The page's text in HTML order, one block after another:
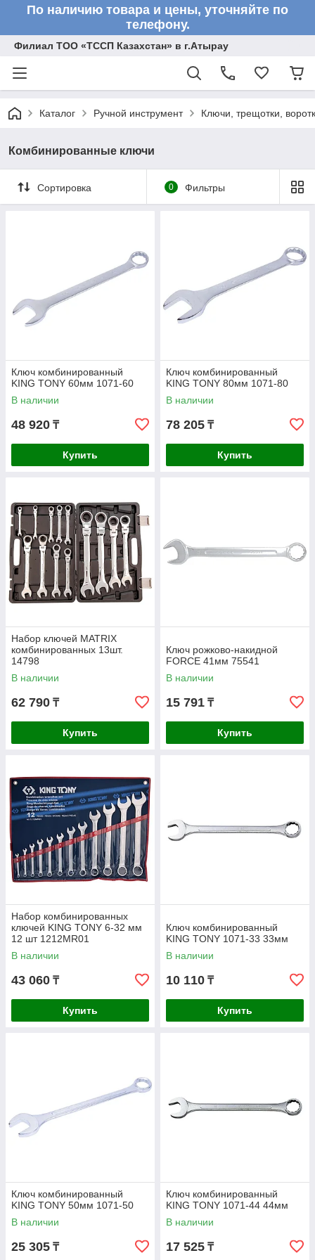
По наличию товара и цены, уточняйте по
телефону.
Филиал ТОО «ТССП Казахстан» в г.Атырау
Каталог Ручной инструмент Ключи, трещотки,
Комбинированные ключи
Сортировка 0 Фильтры
Ключ комбинированный
KING TONY 60мм 1071-60
В наличии
48 920 ₸
Купить
Ключ комбинированный
KING TONY 80мм 1071-80
В наличии
78 205 ₸
Купить
Набор ключей MATRIX
комбинированных 13шт.
14798
В наличии
62 790 ₸
Купить
Ключ рожково-накидной
FORCE 41мм 75541
В наличии
15 791 ₸
Купить
Набор комбинированных
ключей KING TONY 6-32 мм
12 шт 1212MR01
В наличии
43 060 ₸
Купить
Ключ комбинированный
KING TONY 1071-33 33мм
В наличии
10 110 ₸
Купить
Ключ комбинированный
KING TONY 50мм 1071-50
В наличии
25 305 ₸
Ключ комбинированный
KING TONY 1071-44 44мм
В наличии
17 525 ₸